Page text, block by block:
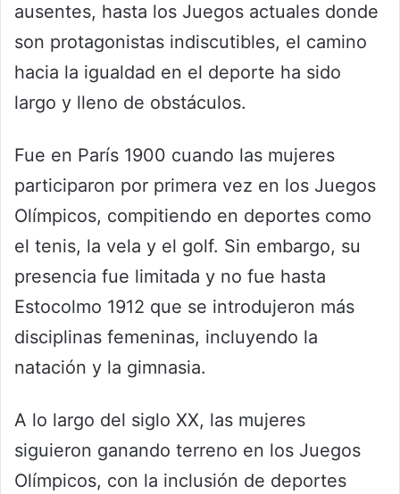
ausentes, hasta los Juegos actuales donde
son protagonistas indiscutibles, el camino
hacia la igualdad en el deporte ha sido
largo y lleno de obstáculos.
Fue en París 1900 cuando las mujeres
participaron por primera vez en los Juegos
Olímpicos, compitiendo en deportes como
el tenis, la vela y el golf. Sin embargo, su
presencia fue limitada y no fue hasta
Estocolmo 1912 que se introdujeron más
disciplinas femeninas, incluyendo la
natación y la gimnasia.
A lo largo del siglo XX, las mujeres
siguieron ganando terreno en los Juegos
Olímpicos, con la inclusión de deportes